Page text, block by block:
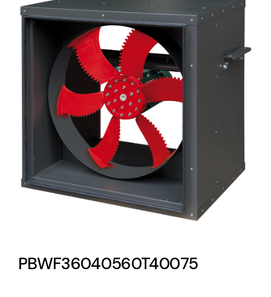
Lighting and Electrical
Equipment
Complete solutions in lighting and electrical
material for each project and need
Ventilación
Amplia gama de ventiladores y equipos de
PBWF36040560T40075